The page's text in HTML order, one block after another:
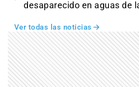
desaparecido en aguas de
Ver todas las noticias